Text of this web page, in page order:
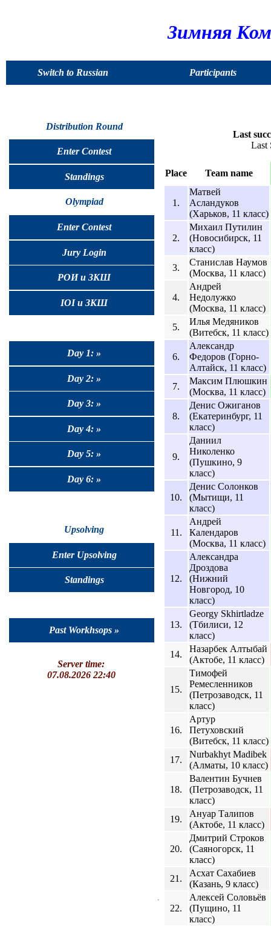
Зимняя
Switch to Russian Participants
Distribution Round
Enter Contest
Standings
Olympiad
Enter Contest
Jury Login
РОИ и ЗКШ
IOI и ЗКШ
Day 1: »
Day 2: »
Day 3: »
Day 4: »
Day 5: »
Day 6: »
Upsolving
Enter Upsolving
Standings
Past Workhsops »
Server time:
07.08.2026 22:40
Last
Last
Place Team name
1.
Матвей
Асландуков
(Харьков, 11 класс)
2.
Михаил Путилин
(Новосибирск, 11
класс)
3.
Станислав Наумов
(Москва, 11 класс)
4.
Андрей
Недолужко
(Москва, 11 класс)
5.
Илья Медяников
(Витебск, 11 класс)
6.
Александр
Федоров (Горно-
Алтайск, 11 класс)
7.
Максим Плюшкин
(Москва, 11 класс)
8.
Денис Ожиганов
(Екатеринбург, 11
класс)
9.
Даниил
Николенко
(Пушкино, 9
класс)
10.
Денис Солонков
(Мытищи, 11
класс)
11.
Андрей
Календаров
(Москва, 11 класс)
12.
Александра
Дроздова
(Нижний
Новгород, 10
класс)
13.
Georgy Skhirtladze
(Тбилиси, 12
класс)
14.
Назарбек Алтыбай
(Актобе, 11 класс)
15.
Тимофей
Ремесленников
(Петрозаводск, 11
класс)
16.
Артур
Петуховский
(Витебск, 11 класс)
17.
Nurbakhyt Madibek
(Алматы, 10 класс)
18.
Валентин Бучнев
(Петрозаводск, 11
класс)
19.
Ануар Талипов
(Актобе, 11 класс)
20.
Дмитрий Строков
(Саяногорск, 11
класс)
21.
Асхат Сахабиев
(Казань, 9 класс)
22.
Алексей Соловьёв
(Пущино, 11
класс)